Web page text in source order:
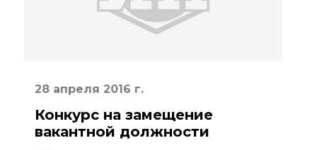
28 апреля 2016 г.
Конкурс на замещение
вакантной должности